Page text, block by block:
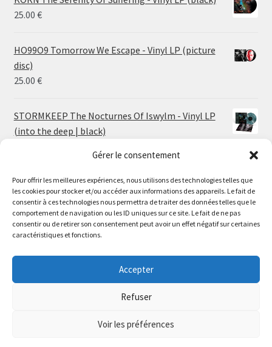
Gérer le consentement
Pour offrir les meilleures expériences, nous utilisons des technologies telles que
les cookies pour stocker et/ou accéder aux informations des appareils. Le fait de
consentir à ces technologies nous permettra de traiter des données telles que le
comportement de navigation ou les ID uniques sur ce site. Le fait de ne pas
consentir ou de retirer son consentement peut avoir un effet négatif sur certaines
caractéristiques et fonctions.
Accepter
Refuser
Voir les préférences
Le magasin de Lyon sera fermé du 30 juillet au 17 août
inclus. Les commandes seront expédiées à partir du 18
The physical record shop will be closed from july 30th to
august 17th included. Online orders will start shipping on
august 18th.
25.00 €
HO99O9 Tomorrow We Escape - Vinyl LP (picture
disc)
25.00 €
STORMKEEP The Nocturnes Of Iswylm - Vinyl LP
(into the deep | black)
range:
24.00 €
through
30.00 €
MARTYR Hopeless Hopes (Reissue) - Vinyl 2xLP (sea
blue sky blue marble)
28.50€